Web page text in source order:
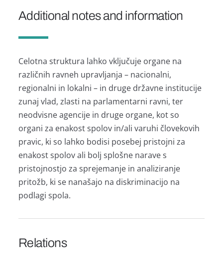
Additional notes and information
Celotna struktura lahko vključuje organe na
različnih ravneh upravljanja – nacionalni,
regionalni in lokalni – in druge državne institucije
zunaj vlad, zlasti na parlamentarni ravni, ter
neodvisne agencije in druge organe, kot so
organi za enakost spolov in/ali varuhi človekovih
pravic, ki so lahko bodisi posebej pristojni za
enakost spolov ali bolj splošne narave s
pristojnostjo za sprejemanje in analiziranje
pritožb, ki se nanašajo na diskriminacijo na
podlagi spola.
Relations